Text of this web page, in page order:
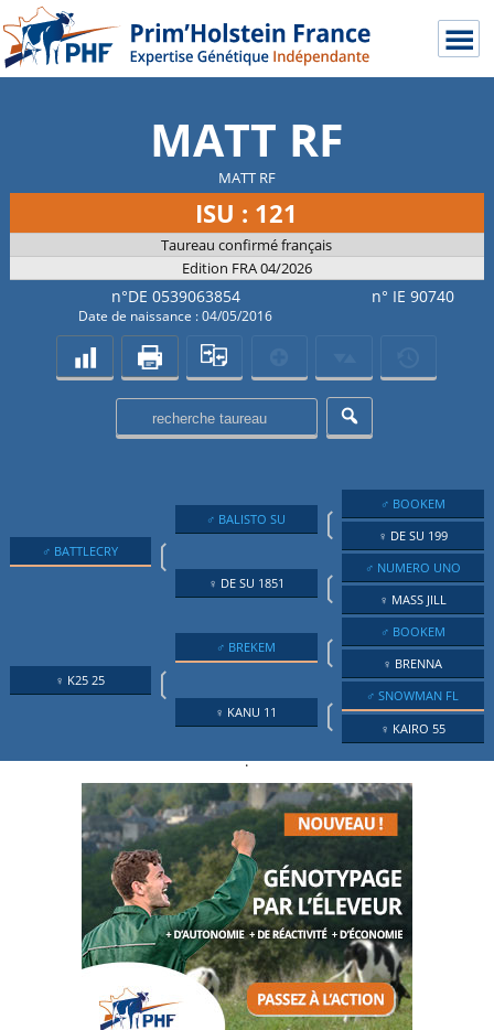
MATT RF
MATT RF
ISU : 121
Taureau confirmé français
Edition FRA 04/2026
n°DE 0539063854 n° IE 90740
Date de naissance : 04/05/2016
♂ BATTLECRY ❲
♂ BALISTO SU ❲
♂ BOOKEM
♀ DE SU 199
♀ DE SU 1851 ❲
♂ NUMERO UNO
♀ MASS JILL
♀ K25 25 ❲
♂ BREKEM ❲
♂ BOOKEM
♀ BRENNA
♀ KANU 11 ❲
♂ SNOWMAN FL
♀ KAIRO 55
.